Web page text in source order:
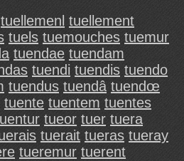
tuellemenl tuellement
tuels tuemouches tuemur
tuendae tuendam
tuendi tuendis tuendo
tuendus tuendâ tuendœ
tuente tuentem tuentes
tueor tuer tuera
tuerait tueras tueray
tueremur tuerent